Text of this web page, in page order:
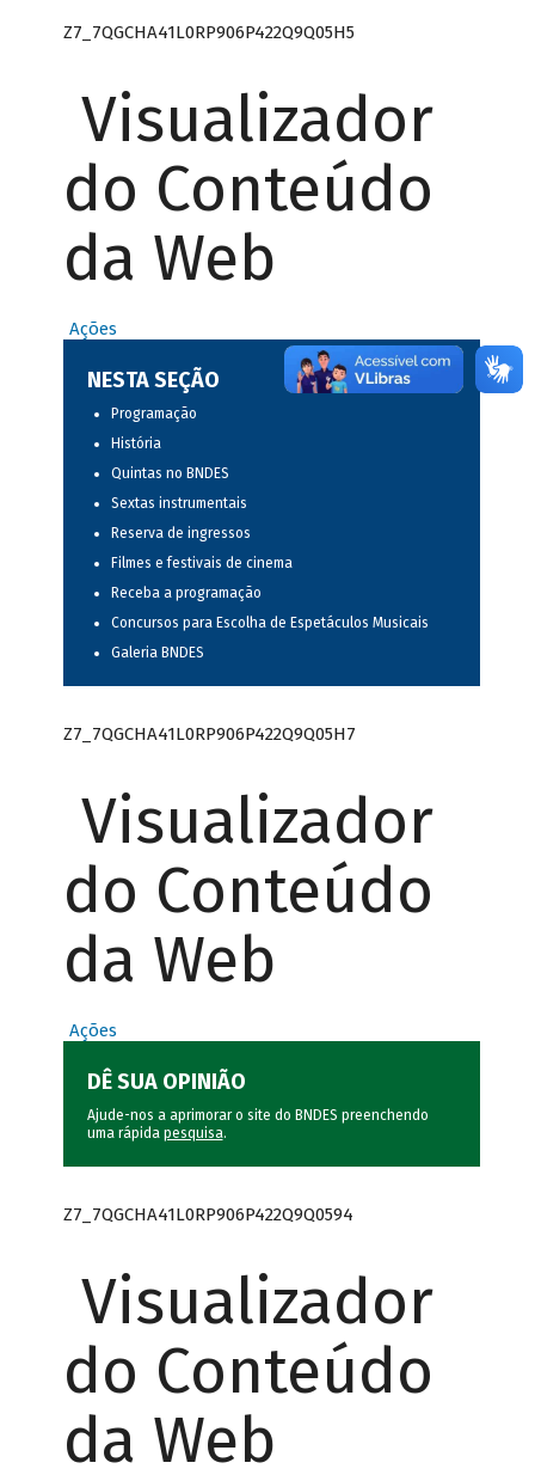
Z7_7QGCHA41L0RP906P422Q9Q05H5
Visualizador
do Conteúdo
da Web
Ações
NESTA SEÇÃO
Programação
História
Quintas no BNDES
Sextas instrumentais
Reserva de ingressos
Filmes e festivais de cinema
Receba a programação
Concursos para Escolha de Espetáculos Musicais
Galeria BNDES
Z7_7QGCHA41L0RP906P422Q9Q05H7
Visualizador
do Conteúdo
da Web
Ações
DÊ SUA OPINIÃO
Ajude-nos a aprimorar o site do BNDES preenchendo
uma rápida pesquisa.
Z7_7QGCHA41L0RP906P422Q9Q0594
Visualizador
do Conteúdo
da Web